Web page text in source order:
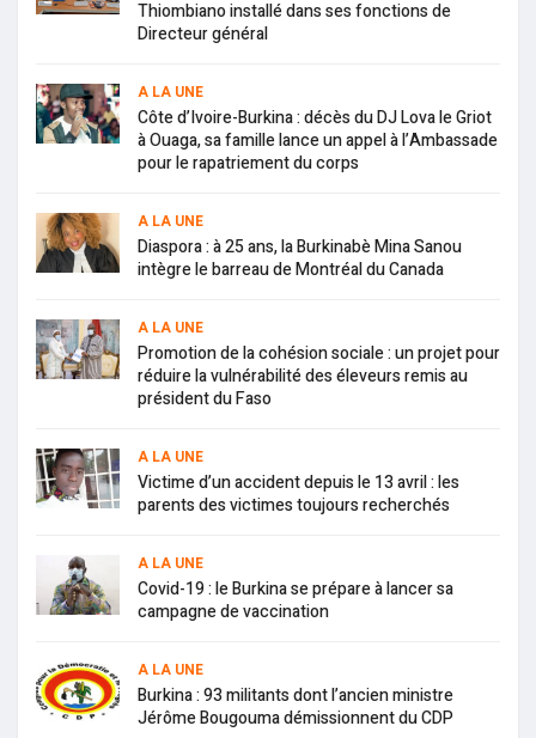
Thiombiano installé dans ses fonctions de
Directeur général
A LA UNE
Côte d’Ivoire-Burkina : décès du DJ Lova le Griot
à Ouaga, sa famille lance un appel à l’Ambassade
pour le rapatriement du corps
A LA UNE
Diaspora : à 25 ans, la Burkinabè Mina Sanou
intègre le barreau de Montréal du Canada
A LA UNE
Promotion de la cohésion sociale : un projet pour
réduire la vulnérabilité des éleveurs remis au
président du Faso
A LA UNE
Victime d’un accident depuis le 13 avril : les
parents des victimes toujours recherchés
A LA UNE
Covid-19 : le Burkina se prépare à lancer sa
campagne de vaccination
A LA UNE
Burkina : 93 militants dont l’ancien ministre
Jérôme Bougouma démissionnent du CDP